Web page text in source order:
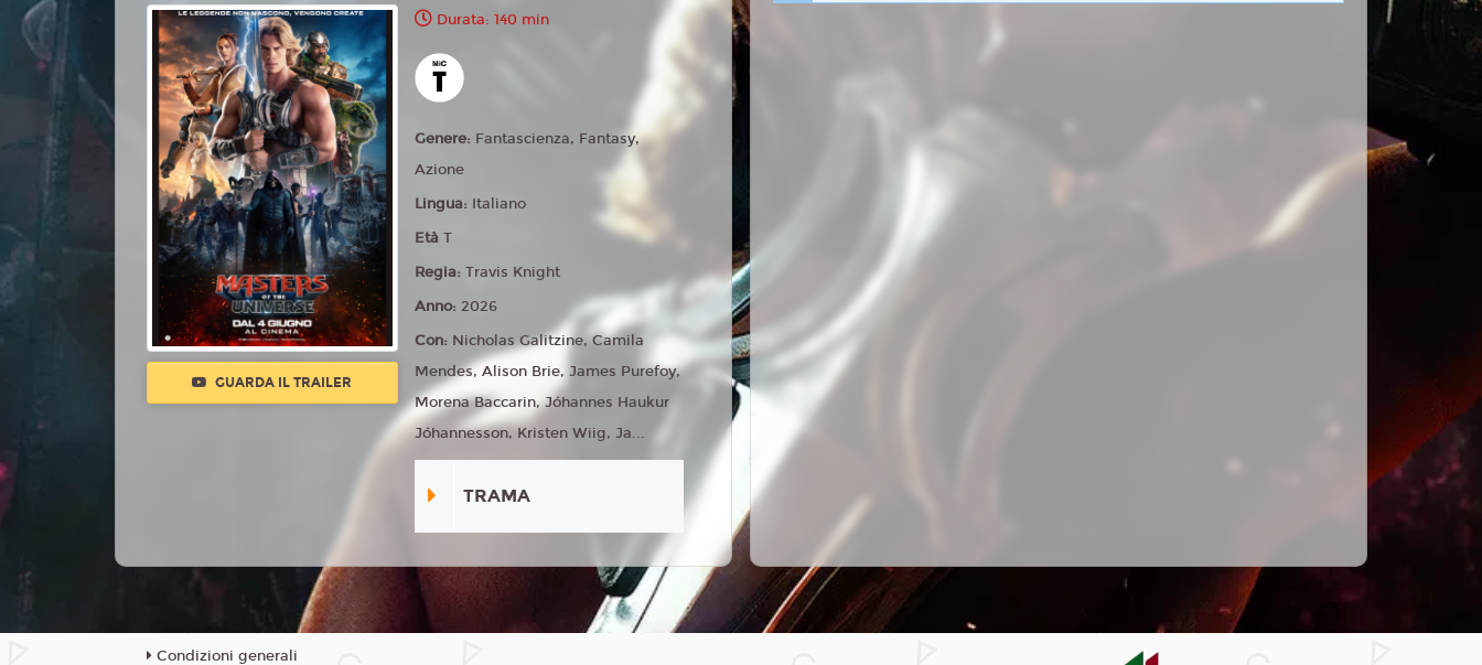
GUARDA IL TRAILER
Durata: 140 min
Genere: Fantascienza, Fantasy,
Azione
Lingua: Italiano
EtàT
Regia:Travis Knight
Anno:2026
Con: Nicholas Galitzine, Camila
Mendes, Alison Brie, James Purefoy,
Morena Baccarin, Jóhannes Haukur
Jóhannesson, Kristen Wiig, Ja...
TRAMA
Condizioni generali